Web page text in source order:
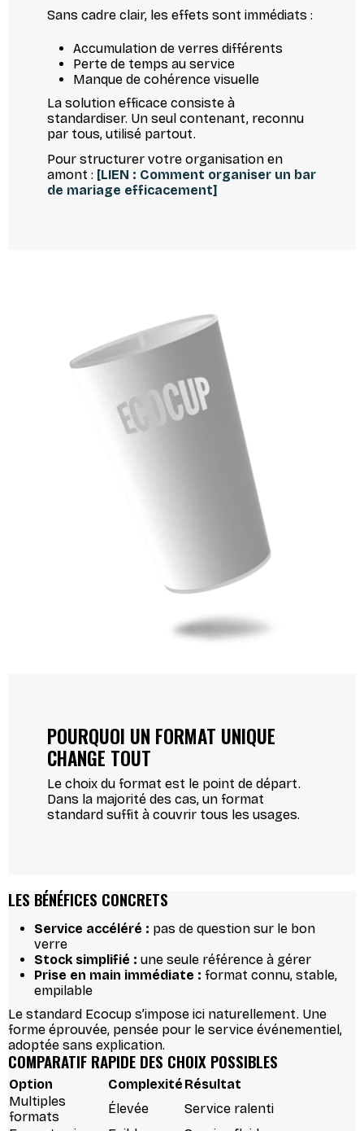
Sans cadre clair, les effets sont immédiats :
Accumulation de verres différents
Perte de temps au service
Manque de cohérence visuelle
La solution efficace consiste à
standardiser. Un seul contenant, reconnu
par tous, utilisé partout.
Pour structurer votre organisation en
amont : [LIEN : Comment organiser un bar
de mariage efficacement]
POURQUOI UN FORMAT UNIQUE
CHANGE TOUT
Le choix du format est le point de départ.
Dans la majorité des cas, un format
standard suffit à couvrir tous les usages.
LES BÉNÉFICES CONCRETS
Service accéléré : pas de question sur le bon
verre
Stock simplifié : une seule référence à gérer
Prise en main immédiate : format connu, stable,
empilable
Le standard Ecocup s’impose ici naturellement. Une
forme éprouvée, pensée pour le service événementiel,
adoptée sans explication.
COMPARATIF RAPIDE DES CHOIX POSSIBLES
Option Complexité Résultat
Multiples
formats
Élevée
Service ralenti